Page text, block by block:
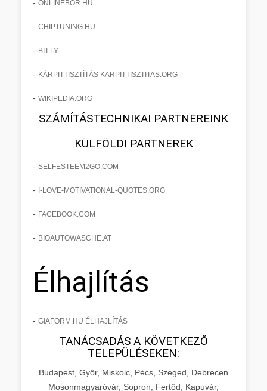
- ONLINEBOR.HU
- CHIPTUNING.HU
- BIT.LY
- KÁRPITTISZTÍTÁS KARPITTISZTITAS.ORG
- WIKIPEDIA.ORG
SZÁMÍTÁSTECHNIKAI PARTNEREINK
KÜLFÖLDI PARTNEREK
- SELFESTEEM2GO.COM
- I-LOVE-MOTIVATIONAL-QUOTES.ORG
- FACEBOOK.COM
- BIOAUTOWASCHE.AT
Élhajlítás
- GIAFORM.HU ÉLHAJLÍTÁS
TANÁCSADÁS A KÖVETKEZŐ
TELEPÜLÉSEKEN:
Budapest, Győr, Miskolc, Pécs, Szeged, Debrecen
Mosonmagyaróvár, Sopron, Fertőd, Kapuvár,